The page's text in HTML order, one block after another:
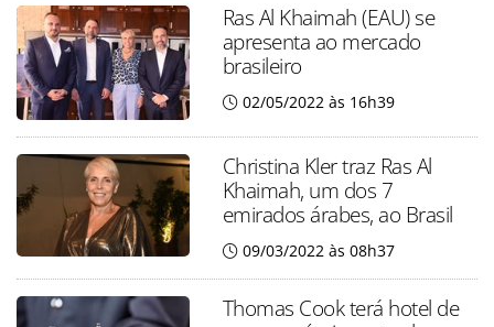
Ras Al Khaimah (EAU) se
apresenta ao mercado
brasileiro
02/05/2022 às 16h39
Christina Kler traz Ras Al
Khaimah, um dos 7
emirados árabes, ao Brasil
09/03/2022 às 08h37
Thomas Cook terá hotel de